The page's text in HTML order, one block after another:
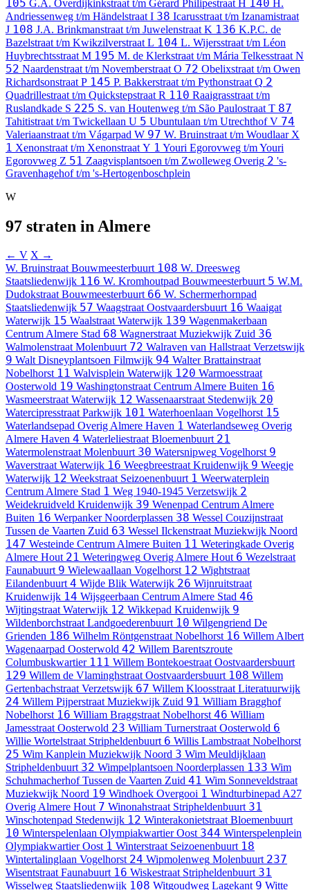
105 G.A. Overdijkinkstraat t/m Gérard Philipestraat H 140 H.
Andriessenweg t/m Händelstraat I 38 Icarusstraat t/m Izanamistraat
J 108 J.A. Brinkmanstraat t/m Juwelenstraat K 136 K.P.C. de
Bazelstraat t/m Kwikzilverstraat L 104 L. Wijersstraat t/m Léon
Huybrechtsstraat M 195 M. de Klerkstraat t/m Mária Telkesstraat N
52 Naardenstraat t/m Novemberstraat O 72 Obelixstraat t/m Owen
Richardsonstraat P 145 P. Bakkerstraat t/m Pythonstraat Q 2
Quadrillestraat t/m Quickstepstraat R 110 Raaigrasstraat t/m
Ruslandkade S 225 S. van Houtenweg t/m São Paulostraat T 87
Tahitistraat t/m Twickellaan U 5 Ubuntulaan t/m UtrechthofV 74
Valeriaanstraat t/m Vágarpad W 97 W. Bruinstraat t/m Woudlaar X
1 Xenonstraat t/m Xenonstraat Y 1 Youri Egorovweg t/m Youri
Egorovweg Z 51 Zaagvisplantsoen t/m Zwolleweg Overig 2 's-
Gravenhagehof t/m 's-Hertogenboschplein
W
97 straten in Almere
← V X →
W. Bruinstraat Bouwmeesterbuurt 108 W. Dreesweg
Staatsliedenwijk 116 W. Kromhoutpad Bouwmeesterbuurt 5 W.M.
Dudokstraat Bouwmeesterbuurt 66 W. Schermerhornpad
Staatsliedenwijk 57 Waagstraat Oostvaardersbuurt 16 Waaigat
Waterwijk 15 Waalstraat Waterwijk 139 Wagenmakerbaan
Centrum Almere Stad 68 Wagnerstraat Muziekwijk Zuid 36
Walmolenstraat Molenbuurt 72 Walraven van Hallstraat Verzetswijk
9 Walt Disneyplantsoen Filmwijk 94 Walter Brattainstraat
Nobelhorst 11 Walvisplein Waterwijk 120 Warmoesstraat
Oosterwold 19 Washingtonstraat Centrum Almere Buiten 16
Wasmeerstraat Waterwijk 12 Wassenaarstraat Stedenwijk 20
Watercipresstraat Parkwijk 101 Waterhoenlaan Vogelhorst 15
Waterlandsepad Overig Almere Haven 1 Waterlandseweg Overig
Almere Haven 4 Waterleliestraat Bloemenbuurt 21
Watermolenstraat Molenbuurt 30 Watersnipweg Vogelhorst 9
Waverstraat Waterwijk 16 Weegbreestraat Kruidenwijk 9 Weegje
Waterwijk 12 Weekstraat Seizoenenbuurt 1 Weerwaterplein
Centrum Almere Stad 1 Weg 1940-1945 Verzetswijk 2
Weidekruidveld Kruidenwijk 39 Wenenpad Centrum Almere
Buiten 16 Werpanker Noorderplassen 38 Wessel Couzijnstraat
Tussen de Vaarten Zuid 63 Wessel Ilckenstraat Muziekwijk Noord
147 Westeinde Centrum Almere Buiten 11 Weteringkade Overig
Almere Hout 21 Weteringweg Overig Almere Hout 6 Wezelstraat
Faunabuurt 9 Wielewaallaan Vogelhorst 12 Wightstraat
Eilandenbuurt 4 Wijde Blik Waterwijk 26 Wijnruitstraat
Kruidenwijk 14 Wijsgeerbaan Centrum Almere Stad 46
Wijtingstraat Waterwijk 12 Wikkepad Kruidenwijk 9
Wildenborchstraat Landgoederenbuurt 10 Wilgengriend De
Grienden 186 Wilhelm Röntgenstraat Nobelhorst 16 Willem Albert
Wagenaarpad Oosterwold 42 Willem Barentszroute
Columbuskwartier 111 Willem Bontekoestraat Oostvaardersbuurt
129 Willem de Vlaminghstraat Oostvaardersbuurt 108 Willem
Gertenbachstraat Verzetswijk 67 Willem Kloosstraat Literatuurwijk
24 Willem Pijperstraat Muziekwijk Zuid 91 William Bragghof
Nobelhorst 16 William Braggstraat Nobelhorst 46 William
Jamesstraat Oosterwold 23 William Turnerstraat Oosterwold 6
Willie Wortelstraat Stripheldenbuurt 6 Willis Lambstraat Nobelhorst
25 Wim Kanplein Muziekwijk Noord 3 Wim Meuldijklaan
Stripheldenbuurt 32 Wimpelplantsoen Noorderplassen 133 Wim
Schuhmacherhof Tussen de Vaarten Zuid 41 Wim Sonneveldstraat
Muziekwijk Noord 19 Windhoek Overgooi 1 Windturbinepad A27
Overig Almere Hout 7 Winonahstraat Stripheldenbuurt 31
Winschotenpad Stedenwijk 12 Winterakonietstraat Bloemenbuurt
10 Winterspelenlaan Olympiakwartier Oost 344 Winterspelenplein
Olympiakwartier Oost 1 Winterstraat Seizoenenbuurt 18
Wintertalinglaan Vogelhorst 24 Wipmolenweg Molenbuurt 237
Wisentstraat Faunabuurt 16 Wiskestraat Stripheldenbuurt 31
Wisselweg Staatsliedenwijk 108 Witgoudweg Lagekant 9 Witte